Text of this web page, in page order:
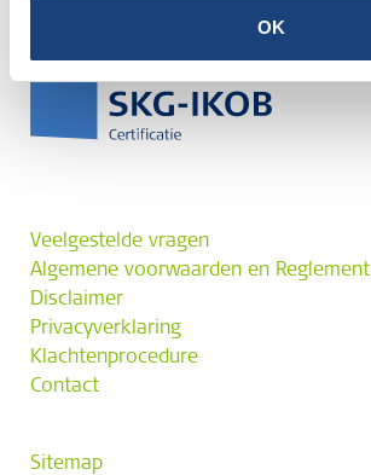
OK
Veelgestelde vragen
Algemene voorwaarden en Reglement
Disclaimer
Privacyverklaring
Klachtenprocedure
Contact
Sitemap